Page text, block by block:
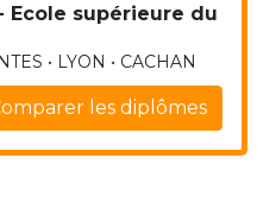
Ecole supérieure du
• LYON • CACHAN
les diplômes